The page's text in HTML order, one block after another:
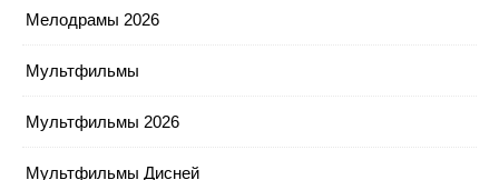
Мелодрамы 2026
Мультфильмы
Мультфильмы 2026
Мультфильмы Дисней